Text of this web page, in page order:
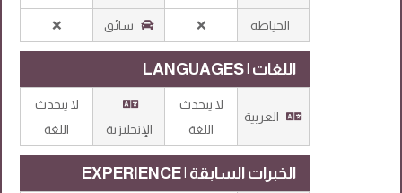
الخياطة ❌ سائق ❌
اللغات | LANGUAGES
العربية
لا يتحدث
اللغة
الإنجليزية
لا يتحدث
اللغة
الخبرات السابقة | EXPERIENCE